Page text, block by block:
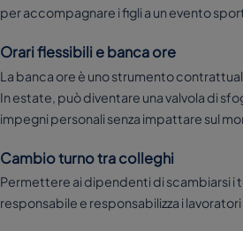
per accompagnare i figli a un evento
Orari flessibili e banca ore
La banca ore è uno strumento
In estate, può diventare una valvola di
impegni personali senza impattare sul
Cambio turno tra colleghi
Permettere ai dipendenti di scambiarsi i
responsabile e responsabilizza i